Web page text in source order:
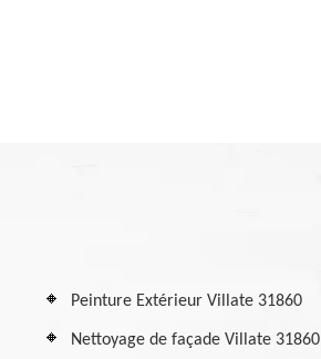
Peinture Extérieur Villate 31860
Nettoyage de façade Villate 31860